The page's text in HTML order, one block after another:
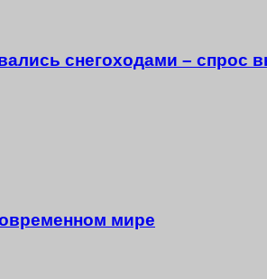
снегоходами –
мире